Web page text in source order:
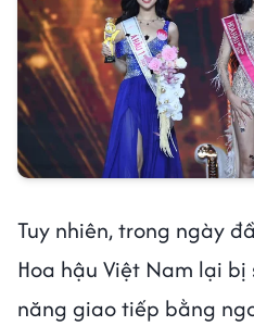
Tuy nhiên, trong ngày
Hoa hậu Việt Nam lại
năng giao tiếp bằng